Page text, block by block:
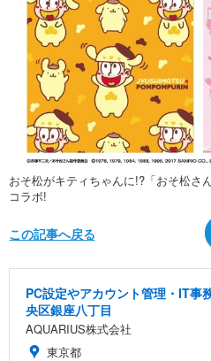
おそ松がキティちゃんに!?「おそ松さ
コラボ!
この記事へ戻る
PC設定やアカウント管理・IT事
央区銀座八丁目
AQUARIUS株式会社
東京都